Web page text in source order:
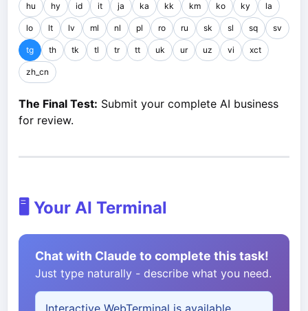
hu hy id it ja ka kk km ko ky la
lo lt lv ml nl pl ro ru sk sl sq sv
tg th tk tl tr tt uk ur uz vi xct
zh_cn
The Final Test: Submit your complete AI business
for review.
🖥️ Your AI Terminal
Chat with Claude to complete this task!
Just type naturally - describe what you need.